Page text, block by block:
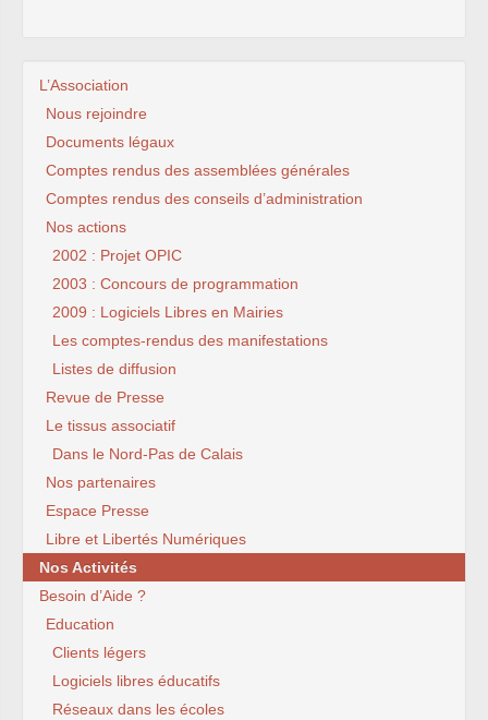
L’Association
Nous rejoindre
Documents légaux
Comptes rendus des assemblées générales
Comptes rendus des conseils d’administration
Nos actions
2002 : Projet OPIC
2003 : Concours de programmation
2009 : Logiciels Libres en Mairies
Les comptes-rendus des manifestations
Listes de diffusion
Revue de Presse
Le tissus associatif
Dans le Nord-Pas de Calais
Nos partenaires
Espace Presse
Libre et Libertés Numériques
Nos Activités
Besoin d’Aide ?
Education
Clients légers
Logiciels libres éducatifs
Réseaux dans les écoles